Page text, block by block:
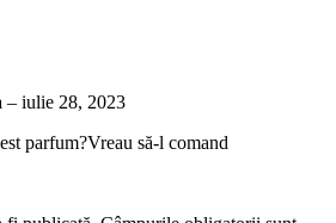
– iulie 28, 2023
parfum?Vreau să-l comand